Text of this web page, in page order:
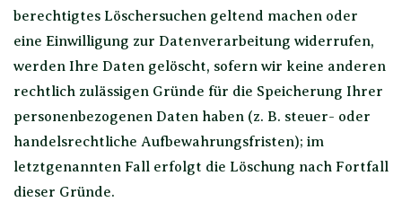
berechtigtes Löschersuchen geltend machen oder
eine Einwilligung zur Datenverarbeitung widerrufen,
werden Ihre Daten gelöscht, sofern wir keine anderen
rechtlich zulässigen Gründe für die Speicherung Ihrer
personenbezogenen Daten haben (z. B. steuer- oder
handelsrechtliche Aufbewahrungsfristen); im
letztgenannten Fall erfolgt die Löschung nach Fortfall
dieser Gründe.